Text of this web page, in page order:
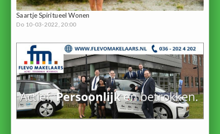
Saartje Spiritueel Wonen
Do 10-03-2022, 20:00